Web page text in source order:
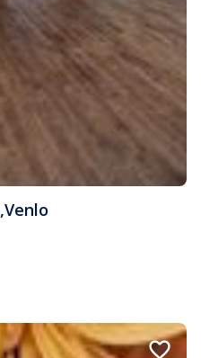
,Venlo